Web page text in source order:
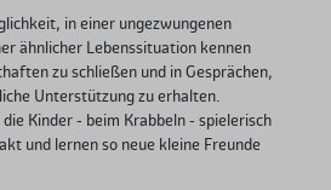
in einer ungezwungenen
ähnlicher Lebenssituation kennen
zu schließen und in Gesprächen,
Unterstützung zu erhalten.
Kinder - beim Krabbeln - spielerisch
und lernen so neue kleine Freunde